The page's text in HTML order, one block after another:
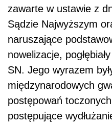
zawarte w ustawie z
Sądzie Najwyższym
naruszające
nowelizacje,
SN. Jego wyrazem
międzynarodowych
postępowań
postępujące